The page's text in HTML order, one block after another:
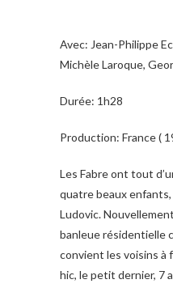
Avec: Jean-Philippe
Michèle Laroque,
Durée: 1h28
Production: France (
Les Fabre ont tout
quatre beaux enfants,
Ludovic.
banleue résidentielle
convient les voisins à
hic, le petit dernier, 7